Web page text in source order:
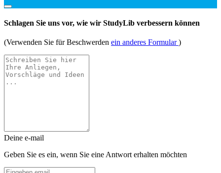
Schlagen Sie uns vor, wie wir StudyLib verbessern können
(Verwenden Sie für Beschwerden ein anderes Formular)
Deine e-mail
Geben Sie es ein, wenn Sie eine Antwort erhalten möchten